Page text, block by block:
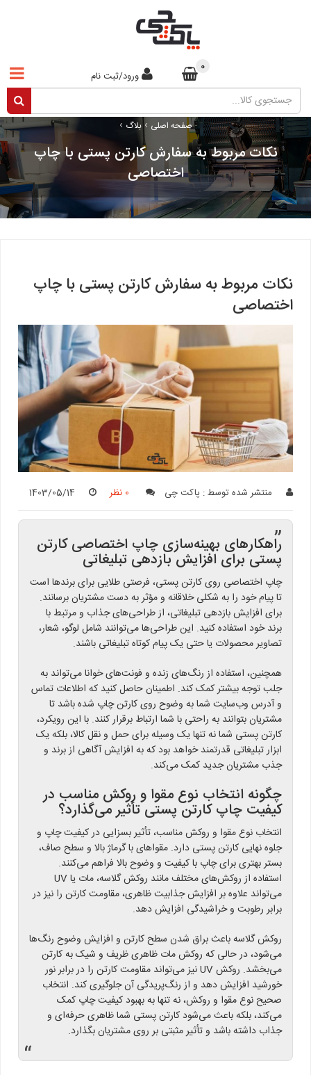
ورود/ثبت نام
0
صفحه اصلی › بلاگ ›
نکات مربوط به سفارش کارتن پستی با چاپ
اختصاصی
نکات مربوط به سفارش کارتن پستی با چاپ
اختصاصی
منتشر شده توسط : پاکت چی 0 نظر 1403/05/14
”
راهکارهای بهینه‌سازی چاپ اختصاصی کارتن
پستی برای افزایش بازدهی تبلیغاتی
چاپ اختصاصی روی کارتن پستی، فرصتی طلایی برای برندها است
تا پیام خود را به شکلی خلاقانه و مؤثر به دست مشتریان برسانند.
برای افزایش بازدهی تبلیغاتی، از طراحی‌های جذاب و مرتبط با
برند خود استفاده کنید. این طراحی‌ها می‌توانند شامل لوگو، شعار،
تصاویر محصولات یا حتی یک پیام کوتاه تبلیغاتی باشند.
همچنین، استفاده از رنگ‌های زنده و فونت‌های خوانا می‌تواند به
جلب توجه بیشتر کمک کند. اطمینان حاصل کنید که اطلاعات تماس
و آدرس وب‌سایت شما به وضوح روی کارتن چاپ شده باشد تا
مشتریان بتوانند به راحتی با شما ارتباط برقرار کنند. با این رویکرد،
کارتن پستی شما نه تنها یک وسیله برای حمل و نقل کالا، بلکه یک
ابزار تبلیغاتی قدرتمند خواهد بود که به افزایش آگاهی از برند و
جذب مشتریان جدید کمک می‌کند.
چگونه انتخاب نوع مقوا و روکش مناسب در
کیفیت چاپ کارتن پستی تأثیر می‌گذارد؟
انتخاب نوع مقوا و روکش مناسب، تأثیر بسزایی در کیفیت چاپ و
جلوه نهایی کارتن پستی دارد. مقواهای با گرماژ بالا و سطح صاف،
بستر بهتری برای چاپ با کیفیت و وضوح بالا فراهم می‌کنند.
استفاده از روکش‌های مختلف مانند روکش گلاسه، مات یا UV
می‌تواند علاوه بر افزایش جذابیت ظاهری، مقاومت کارتن را نیز در
برابر رطوبت و خراشیدگی افزایش دهد.
روکش گلاسه باعث براق شدن سطح کارتن و افزایش وضوح رنگ‌ها
می‌شود، در حالی که روکش مات ظاهری ظریف و شیک به کارتن
می‌بخشد. روکش UV نیز می‌تواند مقاومت کارتن را در برابر نور
خورشید افزایش دهد و از رنگ‌پریدگی آن جلوگیری کند. انتخاب
صحیح نوع مقوا و روکش، نه تنها به بهبود کیفیت چاپ کمک
می‌کند، بلکه باعث می‌شود کارتن پستی شما ظاهری حرفه‌ای و
جذاب داشته باشد و تأثیر مثبتی بر روی مشتریان بگذارد.
“